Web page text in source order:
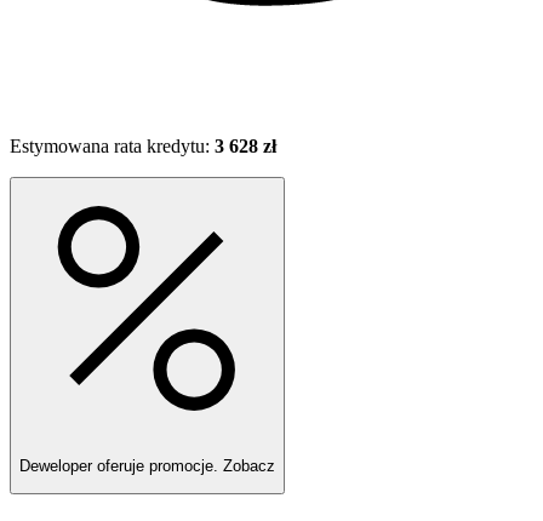
Estymowana rata kredytu: 3 628 zł
Deweloper oferuje promocje. Zobacz